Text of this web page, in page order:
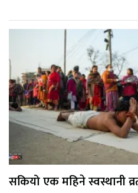
सकियो एक महिने स्वस्थानी